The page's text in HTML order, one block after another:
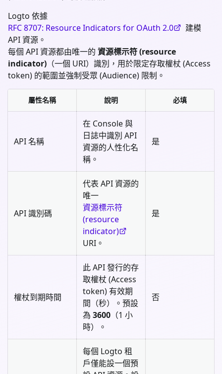
Logto 依據
RFC 8707: Resource Indicators for OAuth 2.0
建模
API 資源。
每個 API 資源都由唯一的 資源標示符 (resource
indicator) （一個 URI）識別，用於限定存取權杖 (Access
token) 的範圍並強制受眾 (Audience) 限制。
屬性名稱 說明 必填
API 名稱
在 Console 與
日誌中識別 API
資源的人性化名
稱。
是
API 識別碼
代表 API 資源的
唯一
資源標示符
(resource
indicator)
URI。
是
權杖到期時間
此 API 發行的存
取權杖 (Access
token) 有效期
間（秒）。預設
為 3600 （1 小
時）。
否
每個 Logto 租
戶僅能設一個預